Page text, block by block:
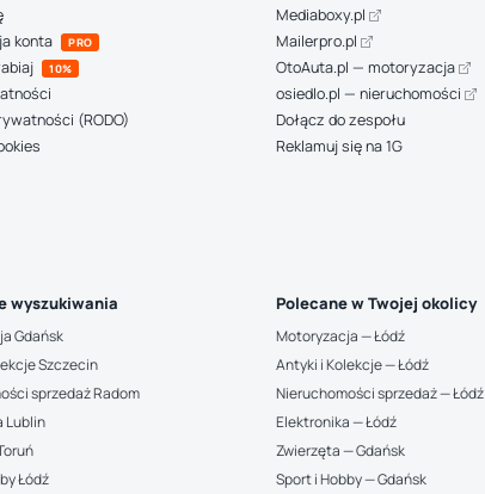
konta
PRO
10%
(RODO)
Mediaboxy.pl
Mailerpro.pl
OtoAuta.pl — motoryzacja
osiedlo.pl — nieruchomości
Dołącz do zespołu
Reklamuj się na 1G
wyszukiwania
Gdańsk
Szczecin
sprzedaż Radom
Lublin
Łódź
Polecane w Twojej okolicy
Motoryzacja — Łódź
Antyki i Kolekcje — Łódź
Nieruchomości sprzedaż — Łódź
Elektronika — Łódź
Zwierzęta — Gdańsk
Sport i Hobby — Gdańsk